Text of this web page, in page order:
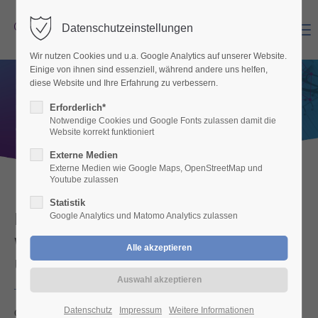
Login
Benutzername
Passwort
Anmelden
Register|Lost your password?
Support
Das Designlabor – Ihr Büro für
wirkungsvolles Marketing
und visuelle Kommunikation
Ob Handwerksbetriebe, kleine und mittelständische
Datenschutzeinstellungen
Wir nutzen Cookies und u.a. Google Analytics auf unserer Website.
Einige von ihnen sind essenziell, während andere uns helfen,
diese Website und Ihre Erfahrung zu verbessern.
Erforderlich*
Notwendige Cookies und Google Fonts zulassen damit die
Website korrekt funktioniert
Externe Medien
Externe Medien wie Google Maps, OpenStreetMap und
Youtube zulassen
Statistik
Google Analytics und Matomo Analytics zulassen
Datenschutz Impressum Weitere Informationen